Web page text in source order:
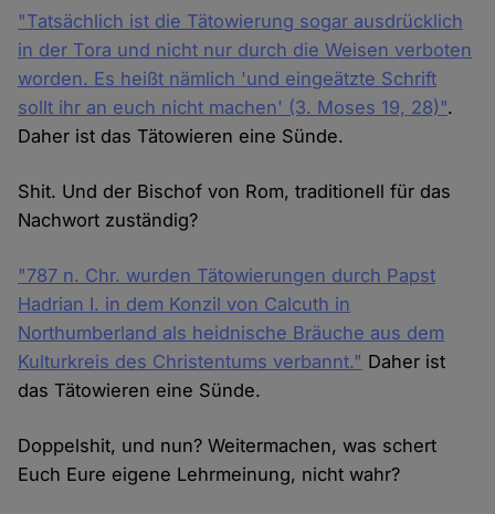
"Tatsächlich ist die Tätowierung sogar ausdrücklich
in der Tora und nicht nur durch die Weisen verboten
worden. Es heißt nämlich 'und eingeätzte Schrift
sollt ihr an euch nicht machen' (3. Moses 19, 28)".
Daher ist das Tätowieren eine Sünde.
Shit. Und der Bischof von Rom, traditionell für das
Nachwort zuständig?
"787 n. Chr. wurden Tätowierungen durch Papst
Hadrian I. in dem Konzil von Calcuth in
Northumberland als heidnische Bräuche aus dem
Kulturkreis des Christentums verbannt." Daher ist
das Tätowieren eine Sünde.
Doppelshit, und nun? Weitermachen, was schert
Euch Eure eigene Lehrmeinung, nicht wahr?